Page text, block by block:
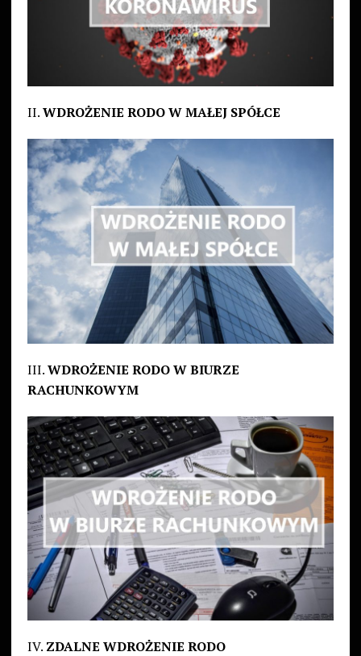
II.WDROŻENIE RODO W MAŁEJ SPÓŁCE
III.WDROŻENIE RODO W BIURZE
RACHUNKOWYM
IV. ZDALNE WDROŻENIE RODO